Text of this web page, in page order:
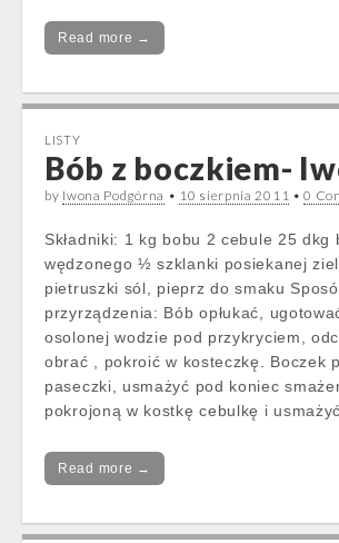
Read more →
LISTY
Bób z boczkiem-
by Iwona Podgórna • 10 sierpnia 2011 •0
Składniki: 1 kg bobu 2 cebule 25 dkg
wędzonego ½ szklanki posiekanej
pietruszki sól, pieprz do smaku
przyrządzenia: Bób opłukać,
osolonej wodzie pod przykryciem,
obrać , pokroić w kosteczkę. Boczek
paseczki, usmażyć pod koniec
pokrojoną w kostkę cebulkę i
Read more →